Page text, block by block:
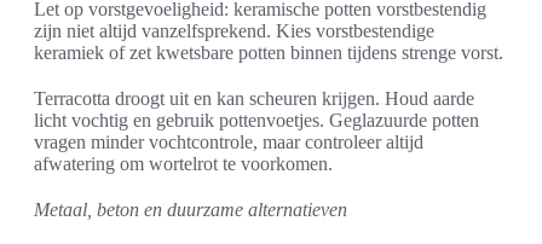
Let op vorstgevoeligheid: keramische potten vorstbestendig
zijn niet altijd vanzelfsprekend. Kies vorstbestendige
keramiek of zet kwetsbare potten binnen tijdens strenge vorst.
Terracotta droogt uit en kan scheuren krijgen. Houd aarde
licht vochtig en gebruik pottenvoetjes. Geglazuurde potten
vragen minder vochtcontrole, maar controleer altijd
afwatering om wortelrot te voorkomen.
Metaal, beton en duurzame alternatieven